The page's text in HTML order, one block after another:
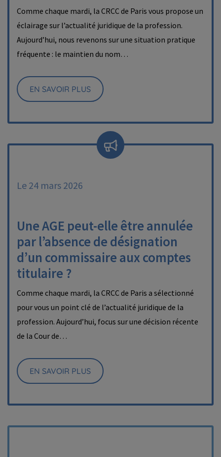
Comme chaque mardi, la CRCC de Paris vous propose un
éclairage sur l’actualité juridique de la profession.
Aujourd’hui, nous revenons sur une situation pratique
fréquente : le maintien du nom…
EN SAVOIR PLUS
Le 24 mars 2026
Une AGE peut-elle être annulée
par l’absence de désignation
d’un commissaire aux comptes
titulaire ?
Comme chaque mardi, la CRCC de Paris a sélectionné
pour vous un point clé de l’actualité juridique de la
profession. Aujourd’hui, focus sur une décision récente
de la Cour de…
EN SAVOIR PLUS